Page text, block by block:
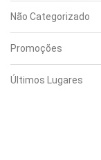
Não Categorizado
Promoções
Últimos Lugares